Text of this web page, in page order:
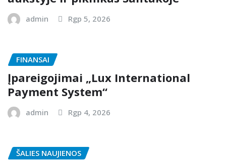
admin Rgp 5, 2026
FINANSAI
Įpareigojimai „Lux International
Payment System“
admin Rgp 4, 2026
ŠALIES NAUJIENOS